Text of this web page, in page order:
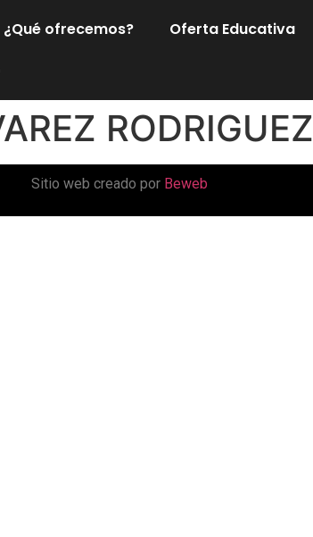
¿Qué ofrecemos? Oferta Educativa
RODRIGUEZ
Sitio web creado por Beweb